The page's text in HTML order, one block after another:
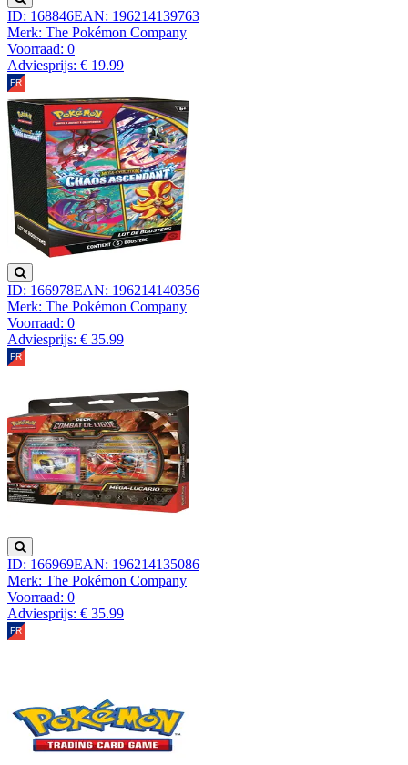
ID: 168846EAN: 196214139763
Merk: The Pokémon Company
Voorraad: 0
Adviesprijs: € 19.99
ID: 166978EAN: 196214140356
Merk: The Pokémon Company
Voorraad: 0
Adviesprijs: € 35.99
ID: 166969EAN: 196214135086
Merk: The Pokémon Company
Voorraad: 0
Adviesprijs: € 35.99